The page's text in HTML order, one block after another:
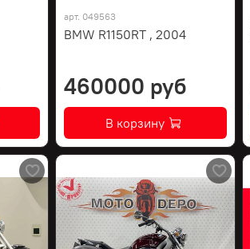
арт. 049563
BMW R1150RT , 2004
460000 руб
В корзину